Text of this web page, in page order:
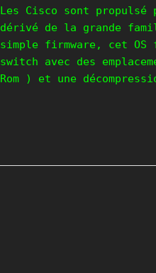
Les Cisco sont propulsé
dérivé de la grande
simple firmware, cet OS
switch avec des
Rom ) et une